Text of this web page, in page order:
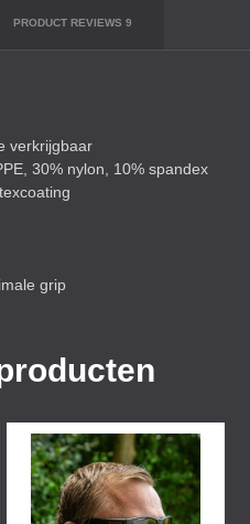
PRODUCT REVIEWS 9
verkrijgbaar
, 30% nylon, 10% spandex
grip